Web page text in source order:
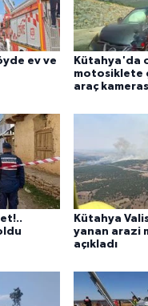
ev ve
Kütahya'da
motosiklete
araç
Kütahya
yanan arazi
açıkladı